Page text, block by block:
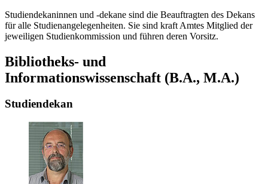
Studiendekaninnen und -dekane sind die Beauftragten des Dekans
für alle Studienangelegenheiten. Sie sind kraft Amtes Mitglied der
jeweiligen Studienkommission und führen deren Vorsitz.
Bibliotheks- und
Informationswissenschaft (B.A., M.A.)
Studiendekan